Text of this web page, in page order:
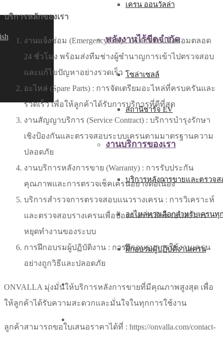
เครน ออนวัลล่า
พลังงานไร้ขีดจำกัด
โซล่าเซลล์
สถานีชาร์จ EV
งานบริการของเรา
บริการหลังการขายและตรวจ
อะไหล่ทางเลือกสำหรับเครน
ฝึกอบรมผู้ปฏิบัติงานเครน
บทความ
บริการหลักของเรา
งานแจ้งซ่อม (EmergencyCall) : บริการรับแจ้งซ่อมตลอด
24 ชั่วโมง พร้อมส่งทีมช่างผู้ชำนาญการเข้าไปตรวจสอบ
และแก้ไขปัญหาอย่างรวดเร็ว
อะไหล่ (Spare Parts) : การจัดเตรียมอะไหล่ที่ครบครันและ
รวดเร็ว เพื่อให้ลูกค้าได้รับการบริการที่ดีที่สุด
งานสัญญาบริการ (Service Contract) : บริการบำรุงรักษา
เชิงป้องกันและตรวจสอบระบบเครนตามมาตรฐานความ
ปลอดภัย
งานบริการหลังการขาย (Warranty) : การรับประกัน
คุณภาพและการตรวจเช็คเครนอย่างต่อเนื่อง
บริการสำรวจการตรวจสอบแนวรางเครน : การวิเคราะห์
และตรวจสอบรางเครนเพื่อป้องกันการสึกหรอและการ
หยุดทำงานของระบบ
การฝึกอบรมผู้ปฏิบัติงาน : การฝึกอบรมการใช้งานเครน
อย่างถูกวิธีและปลอดภัย
ONVALLA มุ่งมั่นให้บริการหลังการขายที่มีคุณภาพสูงสุด เพื่อ
ให้ลูกค้าได้รับความสะดวกและมั่นใจในทุกการใช้งาน
ลูกค้าสามารถขอใบเสนอราคาได้ที่ : https://onvalla.com/contact-